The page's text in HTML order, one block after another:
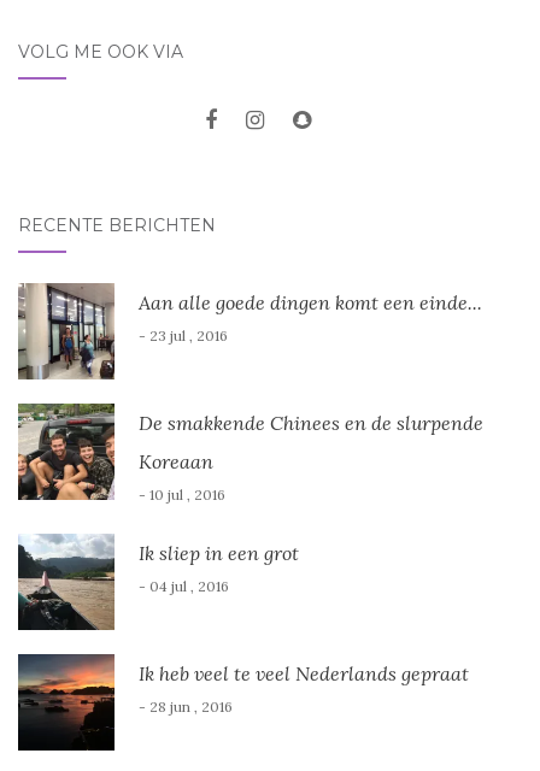
VOLG ME OOK VIA
RECENTE BERICHTEN
Aan alle goede dingen komt een einde...
- 23 jul , 2016
De smakkende Chinees en de slurpende
Koreaan
- 10 jul , 2016
Ik sliep in een grot
- 04 jul , 2016
Ik heb veel te veel Nederlands gepraat
- 28 jun , 2016